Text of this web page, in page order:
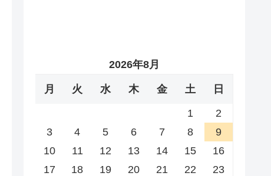
2026年8月
月 火 水 木 金 土 日
1
2
3
4 5 6 7 8
9
10
11 12 13 14 15
16
17
18 19 20 21 22
23